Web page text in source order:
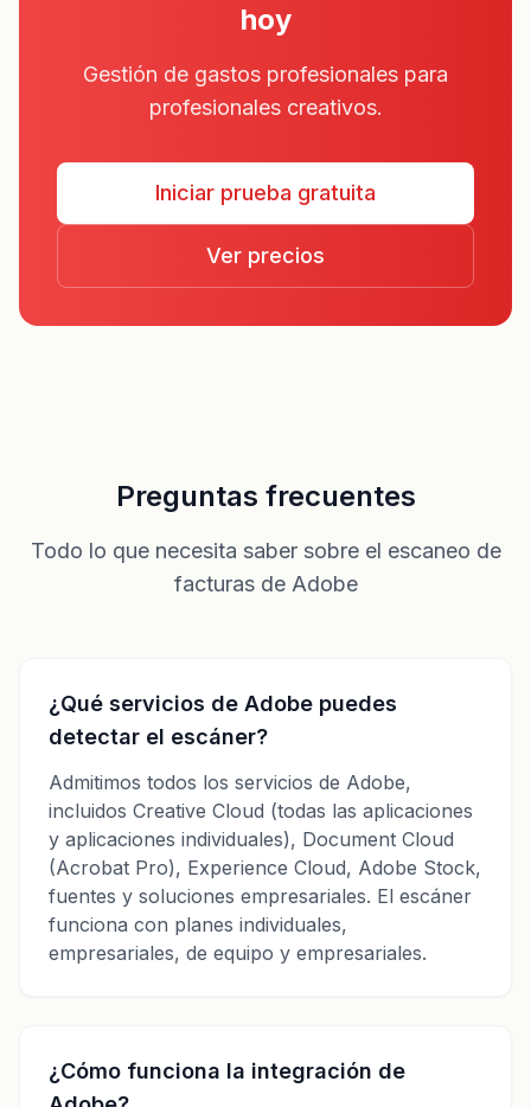
hoy
Gestión de gastos profesionales para
profesionales creativos.
Iniciar prueba gratuita
Ver precios
Preguntas frecuentes
Todo lo que necesita saber sobre el escaneo de
facturas de Adobe
¿Qué servicios de Adobe puedes
detectar el escáner?
Admitimos todos los servicios de Adobe,
incluidos Creative Cloud (todas las aplicaciones
y aplicaciones individuales), Document Cloud
(Acrobat Pro), Experience Cloud, Adobe Stock,
fuentes y soluciones empresariales. El escáner
funciona con planes individuales,
empresariales, de equipo y empresariales.
¿Cómo funciona la integración de